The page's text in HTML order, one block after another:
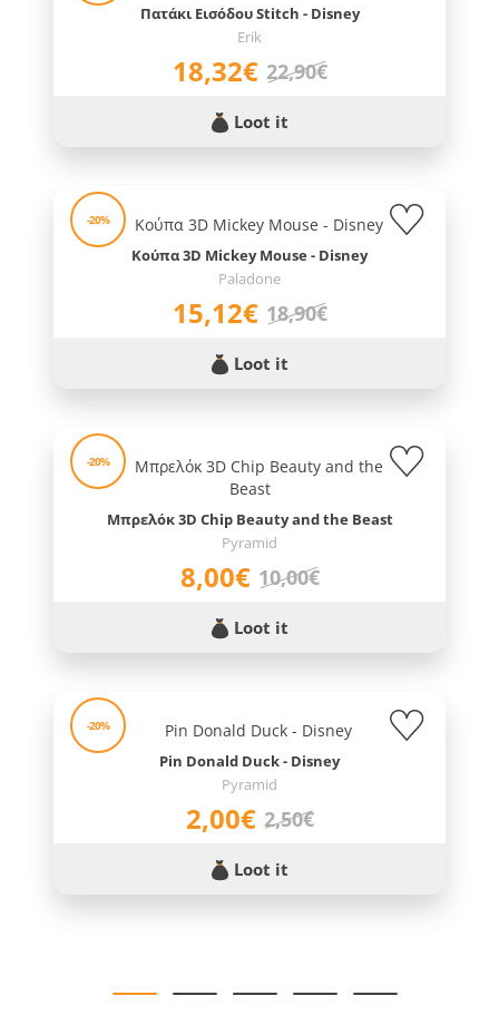
Πατάκι Εισόδου Stitch - Disney
Erik
18,32€ 22,90€
Loot it
-20%
Κούπα 3D Mickey Mouse - Disney
Paladone
15,12€ 18,90€
Loot it
-20%
Μπρελόκ 3D Chip Beauty and the Beast
Pyramid
8,00€ 10,00€
Loot it
-20%
Pin Donald Duck - Disney
Pyramid
2,00€ 2,50€
Loot it